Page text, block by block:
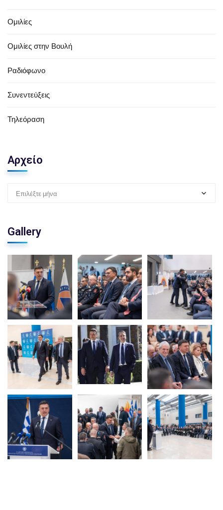
Ομιλίες
Ομιλίες στην Βουλή
Ραδιόφωνο
Συνεντεύξεις
Τηλεόραση
Αρχείο
Επιλέξτε μήνα
Gallery